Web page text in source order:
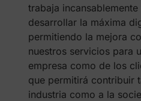
trabaja incansablemente
desarrollar la máxima
permitiendo la mejora
nuestros servicios para
empresa como de los
que permitirá contribuir
industria como a la